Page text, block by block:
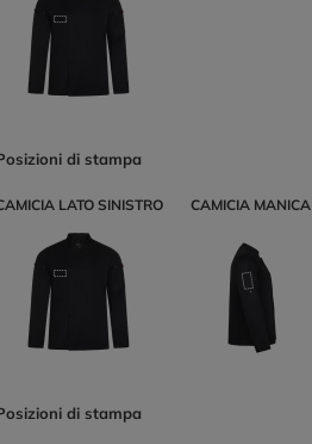
di stampa
LATO SINISTRO CAMICIA MANICA
di stampa